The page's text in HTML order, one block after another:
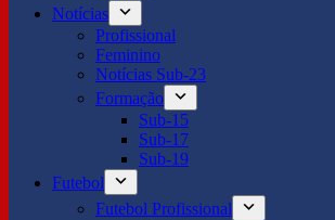
Notícias
Profissional
Feminino
Notícias Sub-23
Formação
Sub-15
Sub-17
Sub-19
Futebol
Futebol Profissional